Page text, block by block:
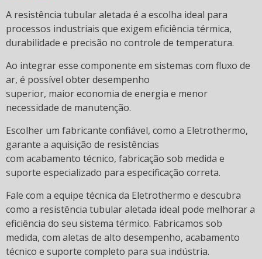
A resistência tubular aletada é a escolha ideal para
processos industriais que exigem eficiência térmica,
durabilidade e precisão no controle de temperatura.
Ao integrar esse componente em sistemas com fluxo de
ar, é possível obter desempenho
superior, maior economia de energia e menor
necessidade de manutenção.
Escolher um fabricante confiável, como a Eletrothermo,
garante a aquisição de resistências
com acabamento técnico, fabricação sob medida e
suporte especializado para especificação correta.
Fale com a equipe técnica da Eletrothermo e descubra
como a resistência tubular aletada ideal pode melhorar a
eficiência do seu sistema térmico. Fabricamos sob
medida, com aletas de alto desempenho, acabamento
técnico e suporte completo para sua indústria.
Entendendo a importância da escolha certa
Fabricante de resistências elétricas
Fontes de energia renováveis - tudo o que você
precisa saber!
Inovações em aquecimento industrial: tendências
para o futuro
e suas aplicações
Manutenção x troca: Como saber se a resistência
elétrica precisa de troca ou ajuste?
Matriz energética: o que é e quais são as principais
do Brasil?
Maximizando a eficiência: guia de resistência com
isolamento térmico embutido